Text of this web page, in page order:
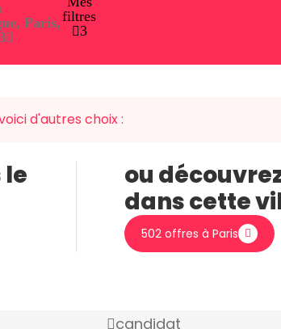
Paris,filtres
3
d'autres choix :
ou
dans cette
502 offres à Paris
candidat